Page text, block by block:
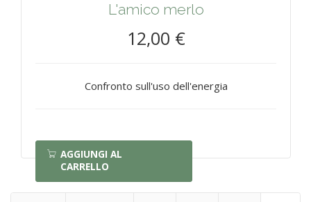
L'amico merlo
12,00 €
Confronto sull'uso dell'energia
AGGIUNGI AL
CARRELLO